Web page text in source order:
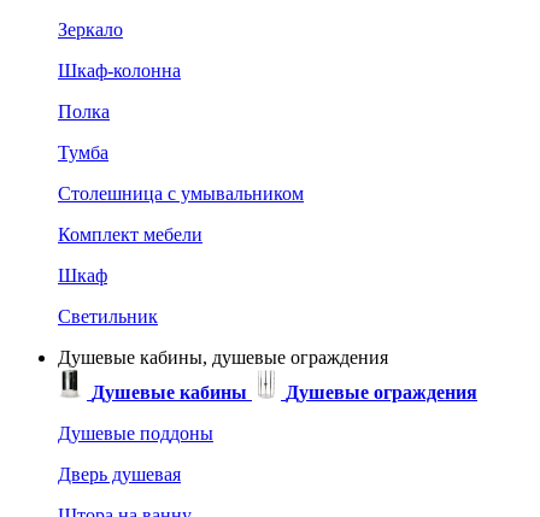
Зеркало
Шкаф-колонна
Полка
Тумба
Столешница с умывальником
Комплект мебели
Шкаф
Светильник
Душевые кабины, душевые ограждения
Душевые кабины
Душевые ограждения
Душевые поддоны
Дверь душевая